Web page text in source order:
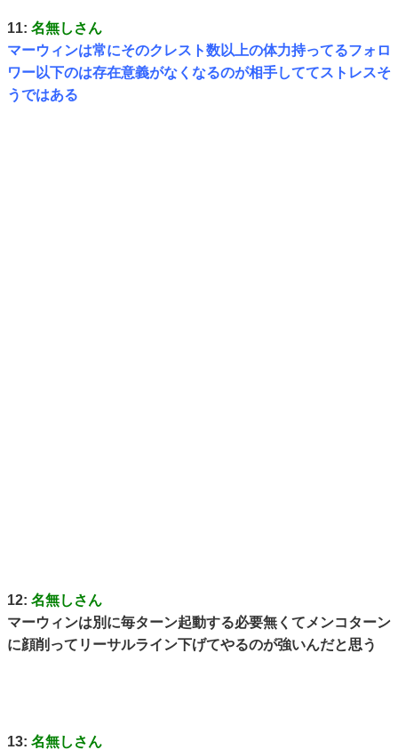
11: 名無しさん
マーウィンは常にそのクレスト数以上の体力持ってるフォロ
ワー以下のは存在意義がなくなるのが相手しててストレスそ
うではある
12: 名無しさん
マーウィンは別に毎ターン起動する必要無くてメンコターン
に顔削ってリーサルライン下げてやるのが強いんだと思う
13: 名無しさん